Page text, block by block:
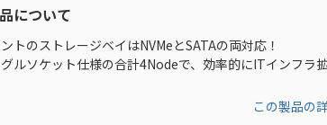
について
トのストレージベイはNVMeとSATAの両対応！
ルソケット仕様の合計4Nodeで、効率的にITインフラ
この製品の